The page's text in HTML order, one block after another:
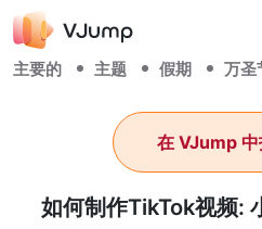
主要的 主题 假期 万圣
如何制作TikTok视频:
在 VJump